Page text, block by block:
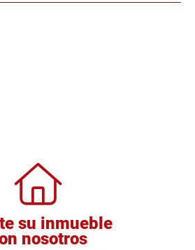
su inmueble
nosotros